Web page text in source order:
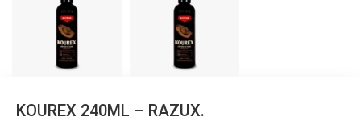
KOUREX 240ML – RAZUX.